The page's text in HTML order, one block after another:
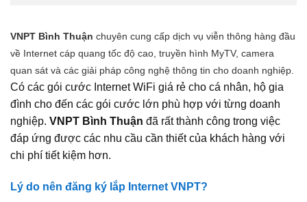
VNPT Bình Thuận chuyên cung cấp dịch vụ viễn thông hàng đầu
về Internet cáp quang tốc độ cao, truyền hình MyTV, camera
quan sát và các giải pháp công nghệ thông tin cho doanh nghiệp.
Có các gói cước Internet WiFi giá rẻ cho cá nhân, hộ gia
đình cho đến các gói cước lớn phù hợp với từng doanh
nghiệp. VNPT Bình Thuận đã rất thành công trong việc
đáp ứng được các nhu cầu cần thiết của khách hàng với
chi phí tiết kiệm hơn.
Lý do nên đăng ký lắp Internet VNPT?